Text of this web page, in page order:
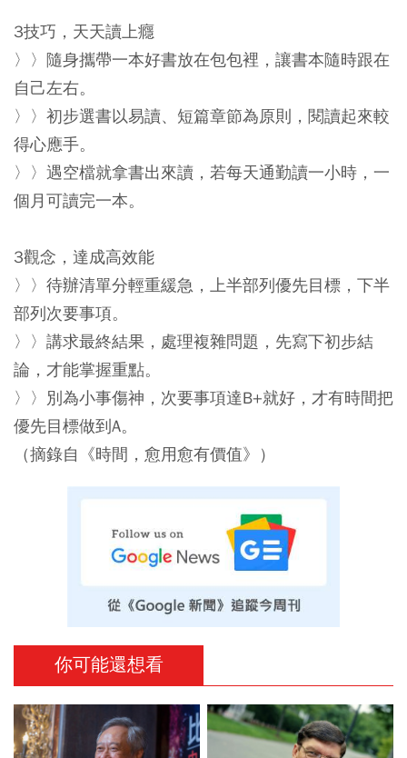
3技巧，天天讀上癮
〉〉隨身攜帶一本好書放在包包裡，讓書本隨時跟在
自己左右。
〉〉初步選書以易讀、短篇章節為原則，閱讀起來較
得心應手。
〉〉遇空檔就拿書出來讀，若每天通勤讀一小時，一
個月可讀完一本。
3觀念，達成高效能
〉〉待辦清單分輕重緩急，上半部列優先目標，下半
部列次要事項。
〉〉講求最終結果，處理複雜問題，先寫下初步結
論，才能掌握重點。
〉〉別為小事傷神，次要事項達B+就好，才有時間把
優先目標做到A。
（摘錄自《時間，愈用愈有價值》）
你可能還想看